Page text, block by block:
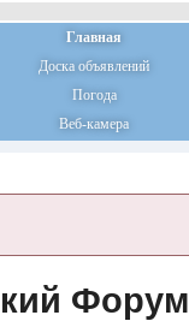
Главная
Доска объявлений
Погода
Веб-камера
Форум